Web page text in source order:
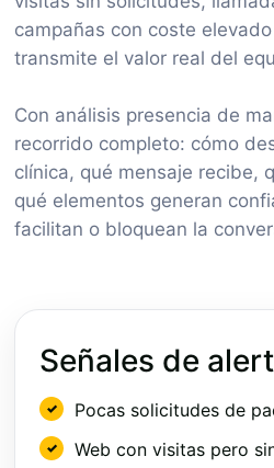
campañas con coste
transmite el valor real del
Con análisis presencia de
recorrido completo: cómo
clínica, qué mensaje recibe,
qué elementos generan
facilitan o bloquean la
Señales de
Pocas solicitudes de
Web con visitas pero